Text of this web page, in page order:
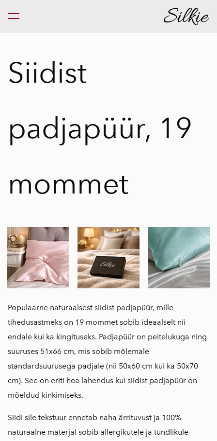
lisati ostukorvi.
Siidist
padjapüür, 19
mommet
Populaarne naturaalsest siidist padjapüür, mille
tihedusastmeks on 19 mommet sobib ideaalselt nii
endale kui ka kingituseks. Padjapüür on peitelukuga ning
suuruses 51x66 cm, mis sobib mõlemale
standardsuurusega padjale (nii 50x60 cm kui ka 50x70
cm). See on eriti hea lahendus kui siidist padjapüür on
mõeldud kinkimiseks.
Siidi sile tekstuur ennetab naha ärrituvust ja 100%
naturaalne materjal sobib allergikutele ja tundlikule